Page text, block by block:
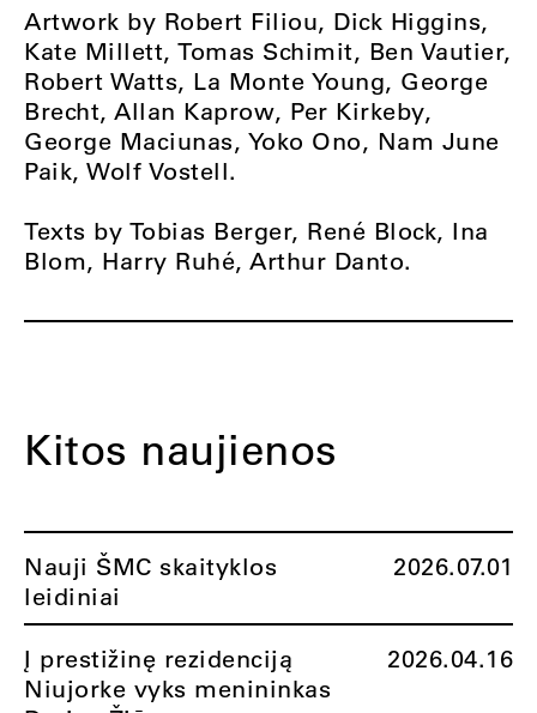
Artwork by Robert Filiou, Dick Higgins,
Kate Millett, Tomas Schimit, Ben Vautier,
Robert Watts, La Monte Young, George
Brecht, Allan Kaprow, Per Kirkeby,
George Maciunas, Yoko Ono, Nam June
Paik, Wolf Vostell.
Texts by Tobias Berger, René Block, Ina
Blom, Harry Ruhé, Arthur Danto.
Kitos naujienos
Nauji ŠMC skaityklos
leidiniai
2026.07.01
Į prestižinę rezidenciją
Niujorke vyks menininkas
2026.04.16